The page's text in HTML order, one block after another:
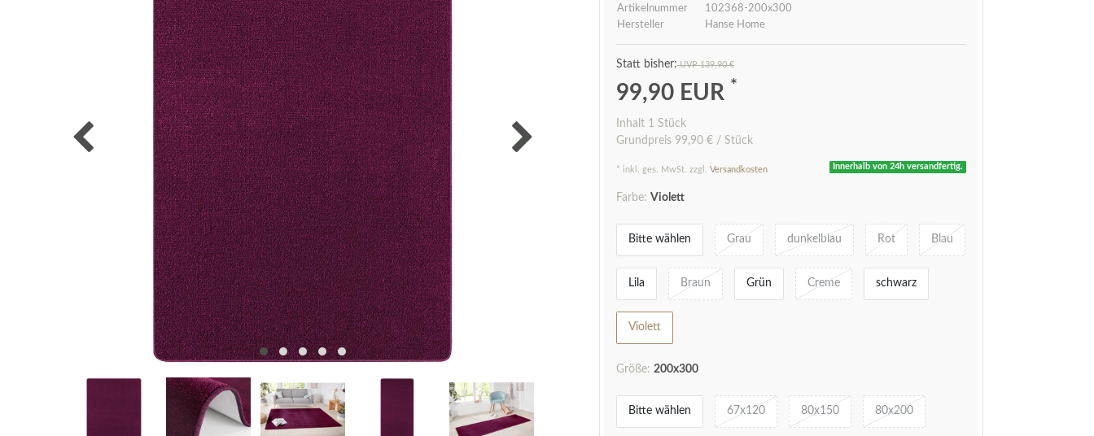
Artikelnummer
102368-200x300
Hersteller
Hanse Home
UVP 139,90 €
99,90 EUR *
Inhalt 1 Stück
Grundpreis 99,90 € / Stück
* inkl. ges. MwSt. zzgl. Versandkosten Innerhalb von 24h versandfertig.
Farbe: Violett
Bitte wählen Grau dunkelblau Rot Blau
Lila Braun Grün Creme schwarz
Violett
Größe: 200x300
Bitte wählen 67x120 80x150 80x200